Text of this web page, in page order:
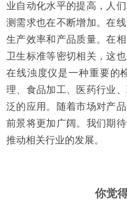
业自动化水平的提高，人
测需求也在不断增加。在
生产效率和产品质量。在
卫生标准等密切相关，这
在线浊度仪是一种重要的
理、食品加工、医药行业
泛的应用。随着市场对产
前景将更加广阔。我们期
推动相关行业的发展。
你觉